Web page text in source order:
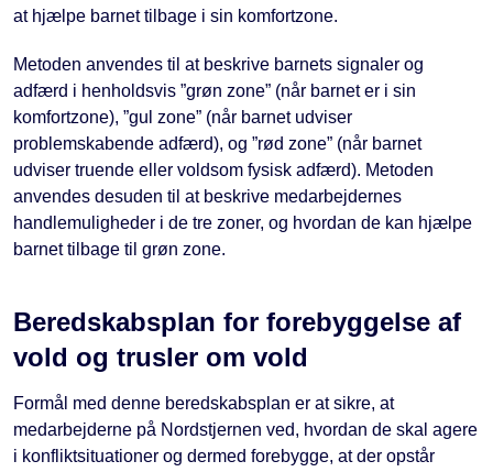
at hjælpe barnet tilbage i sin komfortzone.
Metoden anvendes til at beskrive barnets signaler og
adfærd i henholdsvis ”grøn zone” (når barnet er i sin
komfortzone), ”gul zone” (når barnet udviser
problemskabende adfærd), og ”rød zone” (når barnet
udviser truende eller voldsom fysisk adfærd). Metoden
anvendes desuden til at beskrive medarbejdernes
handlemuligheder i de tre zoner, og hvordan de kan hjælpe
barnet tilbage til grøn zone.
Beredskabsplan for forebyggelse af
vold og trusler om vold
Formål med denne beredskabsplan er at sikre, at
medarbejderne på Nordstjernen ved, hvordan de skal agere
i konfliktsituationer og dermed forebygge, at der opstår